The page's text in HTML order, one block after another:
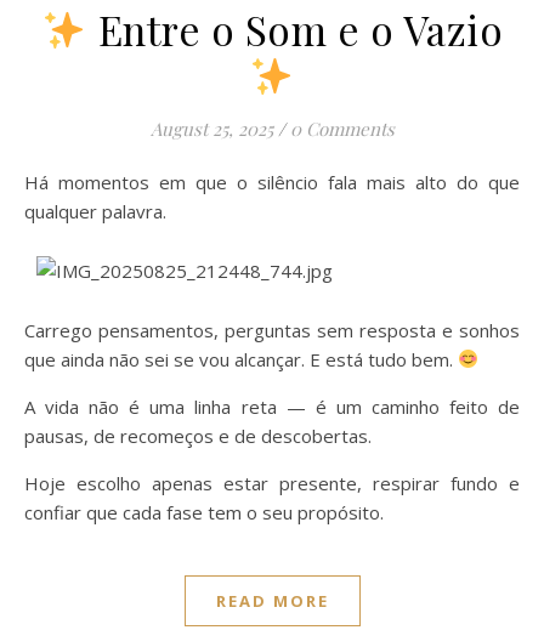
Entre o Som e o Vazio
August 25, 2025 / 0 Comments
Há momentos em que o silêncio fala mais alto do que
qualquer palavra.
Carrego pensamentos, perguntas sem resposta e sonhos
que ainda não sei se vou alcançar. E está tudo bem.
A vida não é uma linha reta — é um caminho feito de
pausas, de recomeços e de descobertas.
Hoje escolho apenas estar presente, respirar fundo e
confiar que cada fase tem o seu propósito.
READ MORE